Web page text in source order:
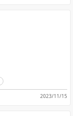
2023/11/15